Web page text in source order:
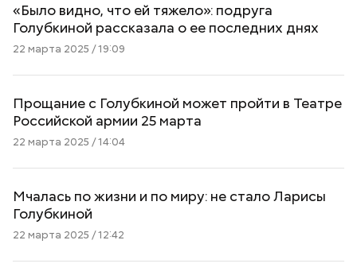
«Было видно, что ей тяжело»: подруга
Голубкиной рассказала о ее последних днях
22 марта 2025 / 19:09
Прощание с Голубкиной может пройти в Театре
Российской армии 25 марта
22 марта 2025 / 14:04
Мчалась по жизни и по миру: не стало Ларисы
Голубкиной
22 марта 2025 / 12:42